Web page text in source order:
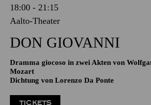
18:00 - 21:15
Aalto-Theater
DON GIO­VANNI
Dramma giocoso in zwei Akten von
Mozart
Dichtung von Lorenzo Da Ponte
TICKETS